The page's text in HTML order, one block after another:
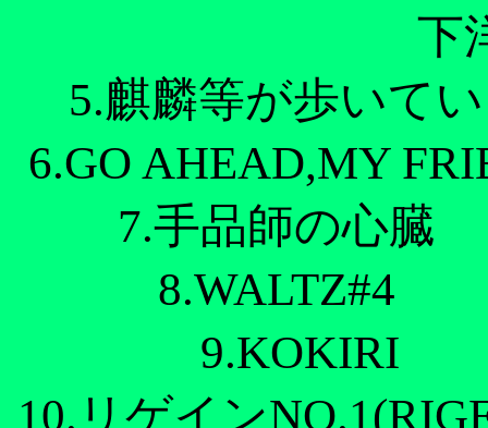
5.麒麟等が歩い
6.GO AHEAD,MY
7.手品師の心
9.KOKIRI
10.リゲイン